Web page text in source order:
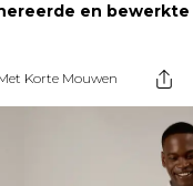
en bewerkte
Korte Mouwen